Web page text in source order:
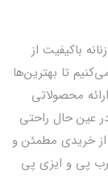
باکیفیت از
تا بهترین‌ها
محصولاتی
عین حال راحتی
از خریدی مطمئن و
پی و ایزی پی